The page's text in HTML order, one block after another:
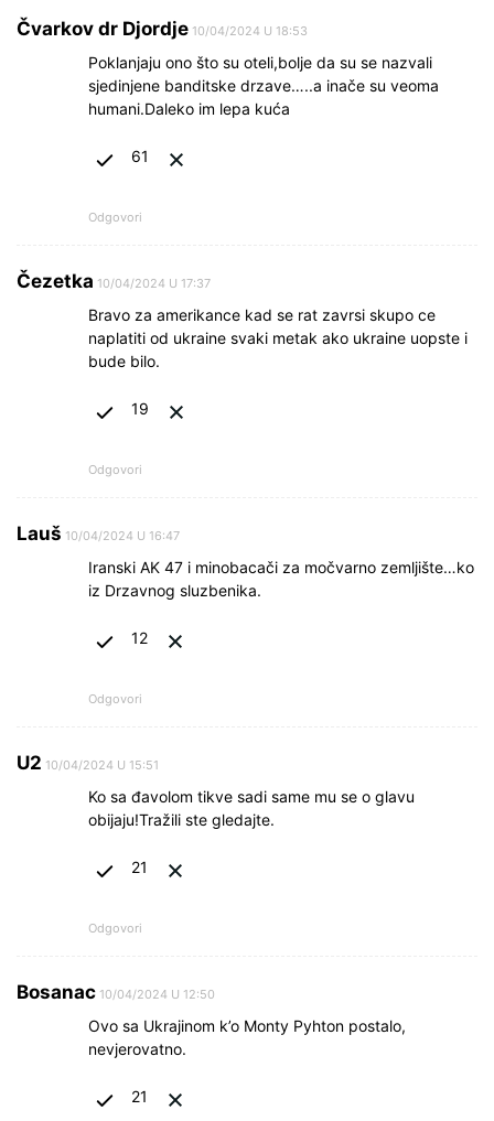
Čvarkov dr Djordje 10/04/2024 U 18:53
Poklanjaju ono što su oteli,bolje da su se nazvali
sjedinjene banditske drzave…..a inače su veoma
humani.Daleko im lepa kuća
61
Odgovori
Čezetka 10/04/2024 U 17:37
Bravo za amerikance kad se rat zavrsi skupo ce
naplatiti od ukraine svaki metak ako ukraine uopste i
bude bilo.
19
Odgovori
Lauš 10/04/2024 U 16:47
Iranski AK 47 i minobacači za močvarno zemljište…ko
iz Drzavnog sluzbenika.
12
Odgovori
U2 10/04/2024 U 15:51
Ko sa đavolom tikve sadi same mu se o glavu
obijaju!Tražili ste gledajte.
21
Odgovori
Bosanac 10/04/2024 U 12:50
Ovo sa Ukrajinom k’o Monty Pyhton postalo,
nevjerovatno.
21